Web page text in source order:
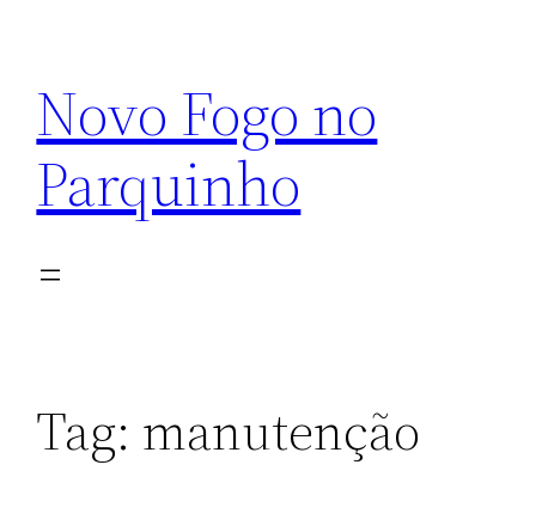
conteúdo
Novo Fogo no
Parquinho
Tag: manutenção